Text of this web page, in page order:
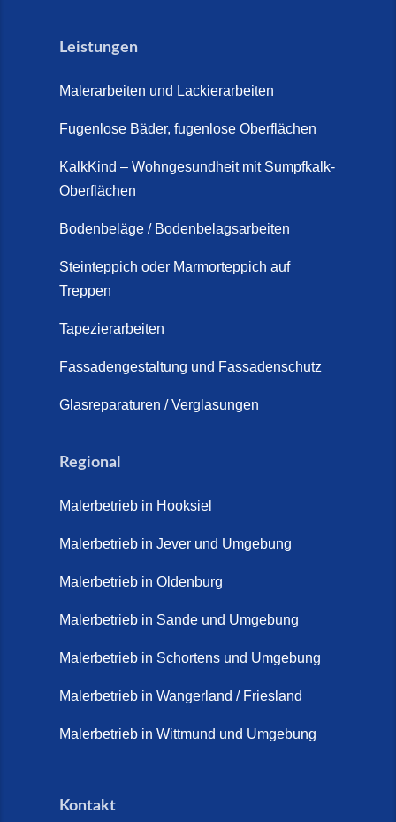
Leistungen
Malerarbeiten und Lackierarbeiten
Fugenlose Bäder, fugenlose Oberflächen
KalkKind – Wohngesundheit mit Sumpfkalk-
Oberflächen
Bodenbeläge / Bodenbelagsarbeiten
Steinteppich oder Marmorteppich auf
Treppen
Tapezierarbeiten
Fassadengestaltung und Fassadenschutz
Glasreparaturen / Verglasungen
Regional
Malerbetrieb in Hooksiel
Malerbetrieb in Jever und Umgebung
Malerbetrieb in Oldenburg
Malerbetrieb in Sande und Umgebung
Malerbetrieb in Schortens und Umgebung
Malerbetrieb in Wangerland / Friesland
Malerbetrieb in Wittmund und Umgebung
Kontakt